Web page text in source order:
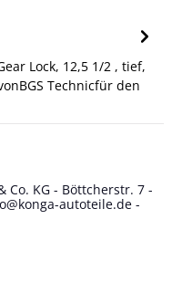
Lock, 12,5 1/2 , tief,
Technicfür den
Co. KG - Böttcherstr. 7 -
autoteile.de -